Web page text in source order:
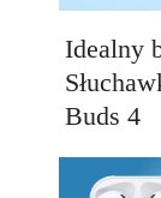
Idealny
Buds 4